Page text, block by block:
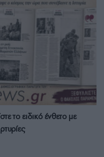
το ειδικό ένθετο με